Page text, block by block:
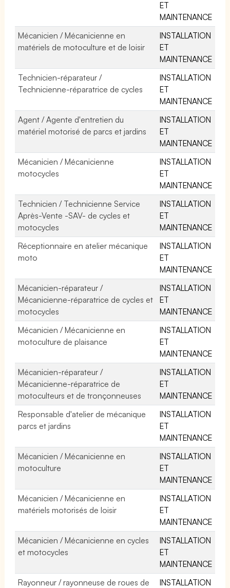
ET
MAINTENANCE
Mécanicien / Mécanicienne en
matériels de motoculture et de loisir
INSTALLATION
ET
MAINTENANCE
Technicien-réparateur /
Technicienne-réparatrice de cycles
INSTALLATION
ET
MAINTENANCE
Agent / Agente d'entretien du
matériel motorisé de parcs et jardins
INSTALLATION
ET
MAINTENANCE
Mécanicien / Mécanicienne
motocycles
INSTALLATION
ET
MAINTENANCE
Technicien / Technicienne Service
Après-Vente -SAV- de cycles et
motocycles
INSTALLATION
ET
MAINTENANCE
Réceptionnaire en atelier mécanique
moto
INSTALLATION
ET
MAINTENANCE
Mécanicien-réparateur /
Mécanicienne-réparatrice de cycles et
motocycles
INSTALLATION
ET
MAINTENANCE
Mécanicien / Mécanicienne en
motoculture de plaisance
INSTALLATION
ET
MAINTENANCE
Mécanicien-réparateur /
Mécanicienne-réparatrice de
motoculteurs et de tronçonneuses
INSTALLATION
ET
MAINTENANCE
Responsable d'atelier de mécanique
parcs et jardins
INSTALLATION
ET
MAINTENANCE
Mécanicien / Mécanicienne en
motoculture
INSTALLATION
ET
MAINTENANCE
Mécanicien / Mécanicienne en
matériels motorisés de loisir
INSTALLATION
ET
MAINTENANCE
Mécanicien / Mécanicienne en cycles
et motocycles
INSTALLATION
ET
MAINTENANCE
Rayonneur / rayonneuse de roues de
INSTALLATION